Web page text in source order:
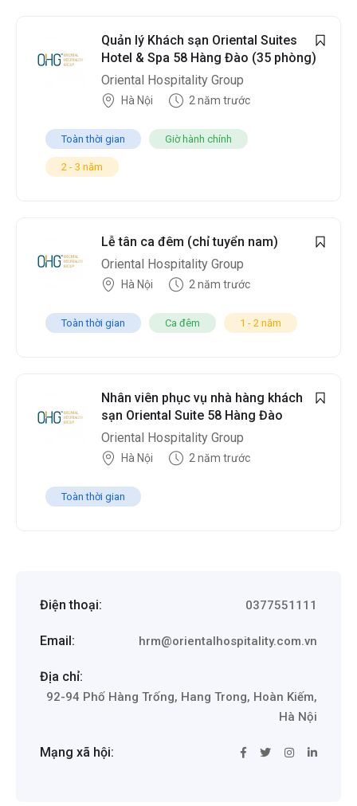
Quản lý Khách sạn Oriental Suites
Hotel & Spa 58 Hàng Đào (35 phòng)
Oriental Hospitality Group
Hà Nội 2 năm trước
Toàn thời gian Giờ hành chính
2 - 3 năm
Lễ tân ca đêm (chỉ tuyển nam)
Oriental Hospitality Group
Hà Nội 2 năm trước
Toàn thời gian Ca đêm 1 - 2 năm
Nhân viên phục vụ nhà hàng khách
sạn Oriental Suite 58 Hàng Đào
Oriental Hospitality Group
Hà Nội 2 năm trước
Toàn thời gian
Điện thoại: 0377551111
Email: hrm@orientalhospitality.com.vn
Địa chỉ:
92-94 Phố Hàng Trống, Hang Trong, Hoàn Kiếm,
Hà Nội
Mạng xã hội: